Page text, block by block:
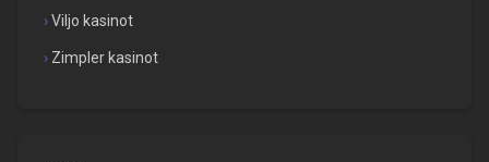
Viljo kasinot
Zimpler kasinot